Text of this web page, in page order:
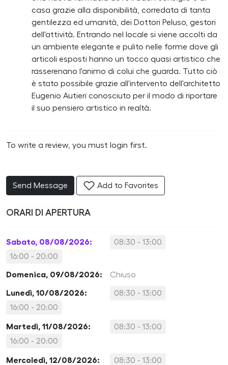
casa grazie alla disponibilità, corredata di tanta
gentilezza ed umanità, dei Dottori Peluso, gestori
dell'attività. Entrando nel locale si viene accolti da
un ambiente elegante e pulito nelle forme dove gli
articoli esposti hanno un tocco quasi artistico che
rasserenano l'animo di colui che guarda. Tutto ciò
è stato possibile grazie all'intervento dell'architetto
Eugenio Autieri conosciuto per il modo di riportare
il suo pensiero artistico in realtà.
To write a review, you must login first.
Send Message Add to Favorites
ORARI DI APERTURA
Sabato, 08/08/2026:
08:30 - 13:00
16:00 - 20:00
Domenica, 09/08/2026: Chiuso
Lunedì, 10/08/2026:
08:30 - 13:00
16:00 - 20:00
Martedì, 11/08/2026:
08:30 - 13:00
16:00 - 20:00
Mercoledì, 12/08/2026:
08:30 - 13:00